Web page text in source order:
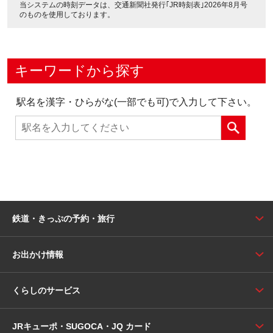
当システムの時刻データは、 交通新聞社発行｢JR時刻表｣2026年8月号
のものを使用しております。
キーワードから探す
駅名を漢字・ひらがな(一部でも可)で入力して下さい。
鉄道・きっぷの予約・旅行
お出かけ情報
くらしのサービス
JRキューポ・SUGOCA・JQ カード